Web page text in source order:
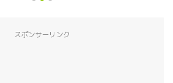
スポンサーリンク